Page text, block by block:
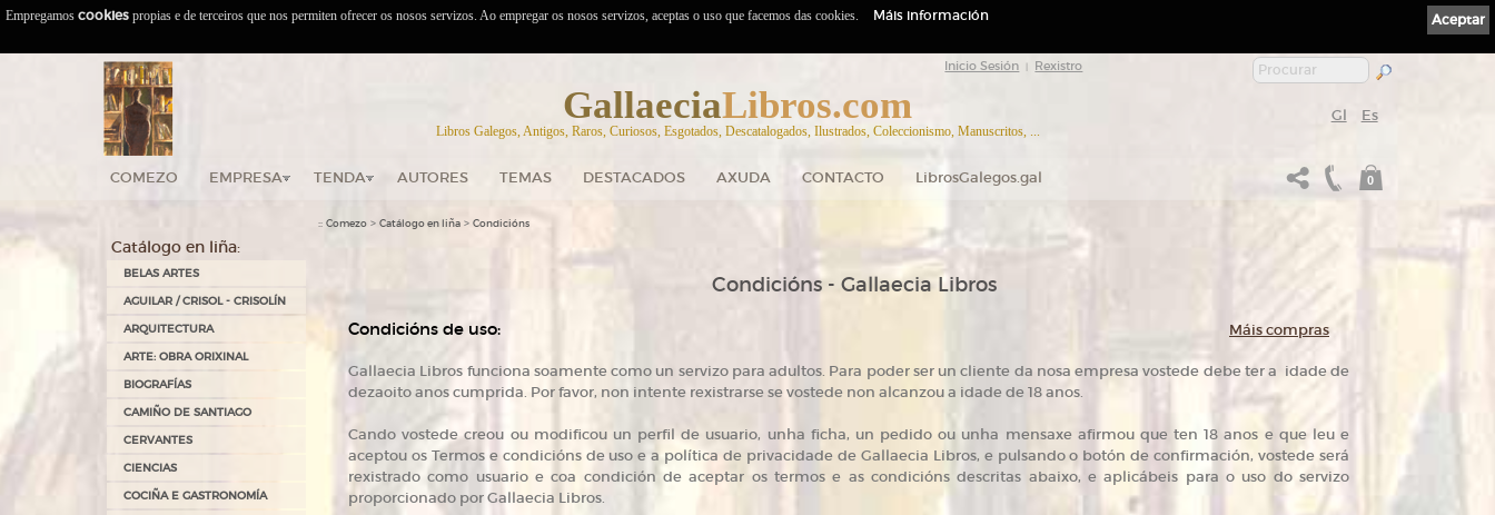
Inicio Sesión Rexistro
GallaeciaLibros.com
Libros Galegos, Antigos, Raros, Curiosos, Esgotados, Descatalogados, Ilustrados, Coleccionismo, Manuscritos, ...
Gl Es
COMEZO EMPRESA TENDA AUTORES TEMAS DESTACADOS AXUDA CONTACTO LibrosGalegos.gal 0
Catálogo en liña:
BELAS ARTES
AGUILAR / CRISOL - CRISOLÍN
ARQUITECTURA
ARTE: OBRA ORIXINAL
BIOGRAFÍAS
CAMIÑO DE SANTIAGO
CERVANTES
CIENCIAS
COCIÑA E GASTRONOMÍA
:: Comezo > Catálogo en liña > Condicións
Condicións - Gallaecia Libros
Máis compras
Condicións de uso:
Gallaecia Libros funciona soamente como un servizo para adultos. Para poder ser un cliente da nosa empresa vostede debe ter a idade de
dezaoito anos cumprida. Por favor, non intente rexistrarse se vostede non alcanzou a idade de 18 anos.
Cando vostede creou ou modificou un perfil de usuario, unha ficha, un pedido ou unha mensaxe afirmou que ten 18 anos e que leu e
aceptou os Termos e condicións de uso e a política de privacidade de Gallaecia Libros, e pulsando o botón de confirmación, vostede será
rexistrado como usuario e coa condición de aceptar os termos e as condicións descritas abaixo, e aplicábeis para o uso do servizo
proporcionado por Gallaecia Libros.
Aceptar
Empregamos cookies propias e de terceiros que nos permiten ofrecer os nosos servizos. Ao empregar os nosos servizos, aceptas o uso que facemos das cookies. Máis información